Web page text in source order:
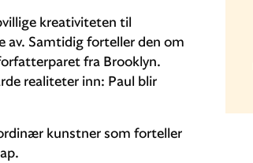
kreativiteten til
av. Samtidig forteller den om
fra Brooklyn.
realiteter inn: Paul blir
kunstner som forteller